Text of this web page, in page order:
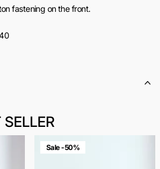
fastening on the front.
Sale -50%